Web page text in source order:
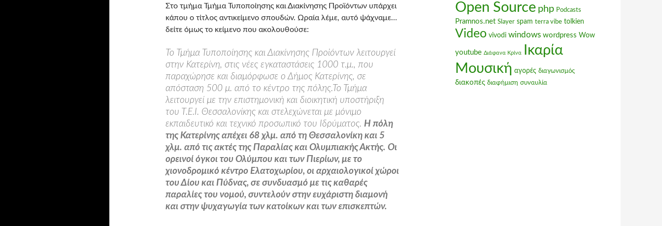
Στο τμήμα Τμήμα Τυποποίησης και Διακίνησης Προϊόντων υπάρχει
κάπου ο τίτλος αντικείμενο σπουδών. Ωραία λέμε, αυτό ψάχναμε…
δείτε όμως το κείμενο που ακολουθούσε:
Το Τμήμα Τυποποίησης και Διακίνησης Προϊόντων λειτουργεί
στην Κατερίνη, στις νέες εγκαταστάσεις 1000 τ.μ., που
παραχώρησε και διαμόρφωσε ο Δήμος Κατερίνης, σε
απόσταση 500 μ. από το κέντρο της πόλης.Το Τμήμα
λειτουργεί με την επιστημονική και διοικητική υποστήριξη
του Τ.Ε.Ι. Θεσσαλονίκης και στελεχώνεται με μόνιμο
εκπαιδευτικό και τεχνικό προσωπικό του Ιδρύματος. Η πόλη
της Κατερίνης απέχει 68 χλμ. από τη Θεσσαλονίκη και 5
χλμ. από τις ακτές της Παραλίας και Ολυμπιακής Ακτής. Οι
ορεινοί όγκοι του Ολύμπου και των Πιερίων, με το
χιονοδρομικό κέντρο Ελατοχωρίου, οι αρχαιολογικοί χώροι
του Δίου και Πύδνας, σε συνδυασμό με τις καθαρές
παραλίες του νομού, συντελούν στην ευχάριστη διαμονή
και στην ψυχαγωγία των κατοίκων και των επισκεπτών.
Open Source php Podcasts
Pramnos.net Slayer spam terra vibe tolkien
Video vivodi windows wordpress Wow
youtube Διάφανα Κρίνα Ικαρία
Μουσική αγορές διαγωνισμός
διακοπές διαφήμιση συναυλία